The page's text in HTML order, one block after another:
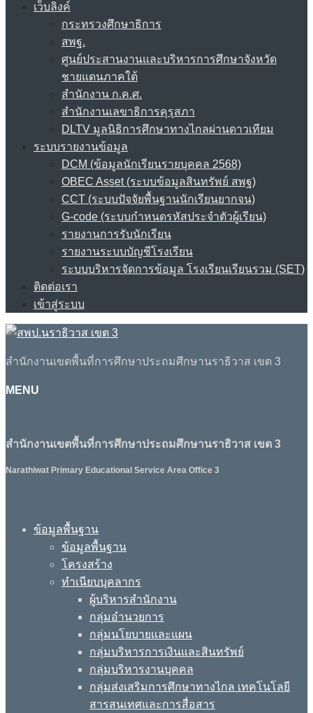
เว็บลิงค์
กระทรวงศึกษาธิการ
สพฐ.
ศูนย์ประสานงานและบริหารการศึกษาจังหวัด
ชายแดนภาคใต้
สำนักงาน ก.ค.ศ.
สำนักงานเลขาธิการคุรุสภา
DLTV มูลนิธิการศึกษาทางไกลผ่านดาวเทียม
ระบบรายงานข้อมูล
DCM (ข้อมูลนักเรียนรายบุคคล 2568)
OBEC Asset (ระบบข้อมูลสินทรัพย์ สพฐ)
CCT (ระบบปัจจัยพื้นฐานนักเรียนยากจน)
G-code (ระบบกำหนดรหัสประจำตัวผู้เรียน)
รายงานการรับนักเรียน
รายงานระบบบัญชีโรงเรียน
ระบบบริหารจัดการข้อมูล โรงเรียนเรียนรวม (SET)
ติดต่อเรา
เข้าสู่ระบบ
สำนักงานเขตพื้นที่การศึกษาประถมศึกษานราธิวาส เขต 3
MENU
สำนักงานเขตพื้นที่การศึกษาประถมศึกษานราธิวาส เขต 3
Narathiwat Primary Educational Service Area Office 3
ข้อมูลพื้นฐาน
ข้อมูลพื้นฐาน
โครงสร้าง
ทำเนียบบุคลากร
ผู้บริหารสำนักงาน
กลุ่มอำนวยการ
กลุ่มนโยบายและแผน
กลุ่มบริหารการเงินและสินทรัพย์
กลุ่มบริหารงานบุคคล
กลุ่มส่งเสริมการศึกษาทางไกล เทคโนโลยี
สารสนเทศและการสื่อสาร